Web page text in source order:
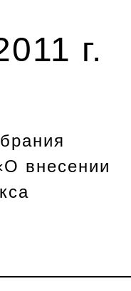
г.
внесении